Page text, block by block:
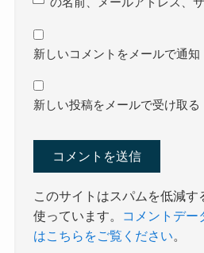
の名前、メールアドレス、
新しいコメントをメールで通知
新しい投稿をメールで受け取る
このサイトはスパムを低減す
使っています。
コメントデー
はこちらをご覧ください